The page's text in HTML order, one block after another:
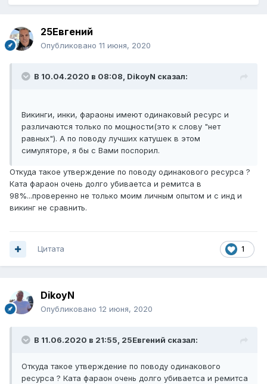
25Евгений
Опубликовано 11 июня, 2020
В 10.04.2020 в 08:08, DikoyN сказал:
Викинги, инки, фараоны имеют одинаковый ресурс и
различаются только по мощности(это к слову "нет
равных"). А по поводу лучших катушек в этом
симуляторе, я бы с Вами поспорил.
Откуда такое утверждение по поводу одинакового ресурса ?
Ката фараон очень долго убиваетса и ремитса в
98%...проверенно не только моим личным опытом и с инд и
викинг не сравнить.
1
Цитата
DikoyN
Опубликовано 12 июня, 2020
В 11.06.2020 в 21:55, 25Евгений сказал:
Откуда такое утверждение по поводу одинакового
ресурса ? Ката фараон очень долго убиваетса и ремитса